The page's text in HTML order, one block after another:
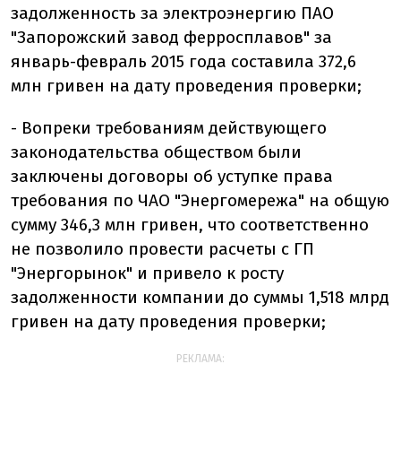
задолженность за электроэнергию ПАО
"Запорожский завод ферросплавов" за
январь-февраль 2015 года составила 372,6
млн гривен на дату проведения проверки;
- Вопреки требованиям действующего
законодательства обществом были
заключены договоры об уступке права
требования по ЧАО "Энергомережа" на общую
сумму 346,3 млн гривен, что соответственно
не позволило провести расчеты с ГП
"Энергорынок" и привело к росту
задолженности компании до суммы 1,518 млрд
гривен на дату проведения проверки;
РЕКЛАМА: